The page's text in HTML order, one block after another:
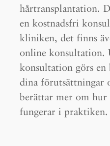
hårtransplantation.
en kostnadsfri
kliniken, det finns
online konsultation.
konsultation görs
dina förutsättningar
berättar mer om
fungerar i praktiken.